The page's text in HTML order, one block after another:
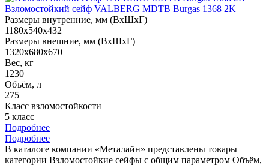
Взломостойкий сейф VALBERG MDTB Burgas 1368 2K
Размеры внутренние, мм (ВхШхГ)
1180x540x432
Размеры внешние, мм (ВхШхГ)
1320x680x670
Вес, кг
1230
Объём, л
275
Класс взломостойкости
5 класс
Подробнее
Подробнее
В каталоге компании «Металайн» представлены товары
категории Взломостойкие сейфы с общим параметром Объём,